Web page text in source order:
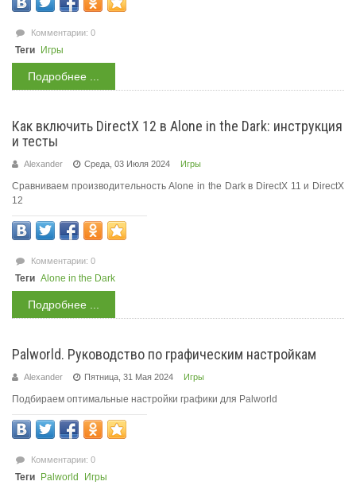
Комментарии: 0
Теги Игры
Подробнее ...
Как включить DirectX 12 в Alone in the Dark: инструкция
и тесты
Alexander Среда, 03 Июля 2024 Игры
Сравниваем производительность Alone in the Dark в DirectX 11 и DirectX
12
Комментарии: 0
Теги Alone in the Dark
Подробнее ...
Palworld. Руководство по графическим настройкам
Alexander Пятница, 31 Мая 2024 Игры
Подбираем оптимальные настройки графики для Palworld
Комментарии: 0
Теги Palworld Игры